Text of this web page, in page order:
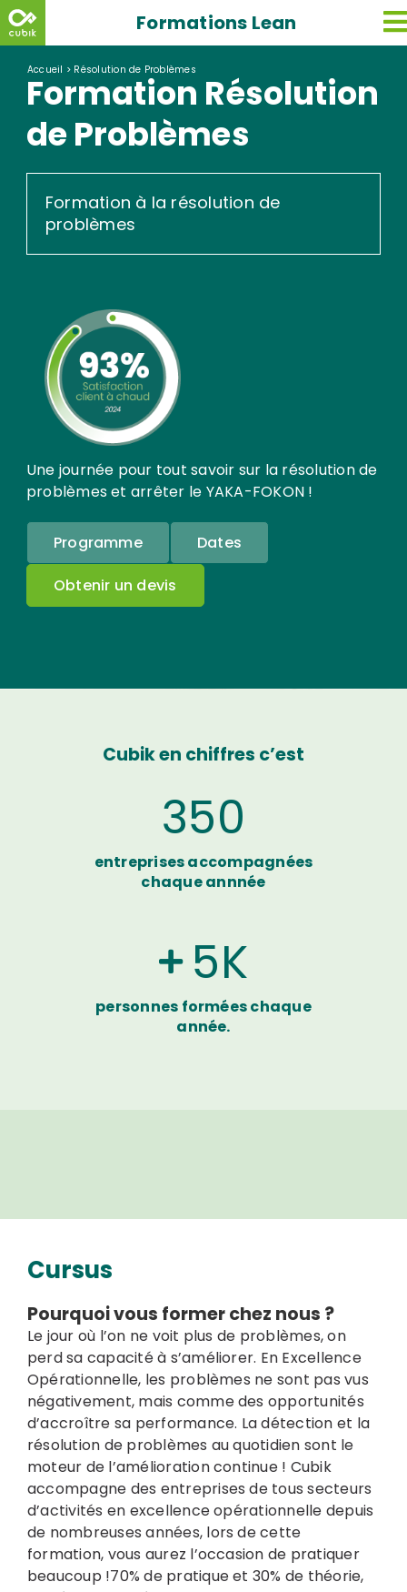
Skip
to
content
Formations Lean
Accueil > Résolution de Problèmes
Formation Résolution
de Problèmes
Formation à la résolution de
problèmes
Une journée pour tout savoir sur la résolution de
problèmes et arrêter le YAKA-FOKON !
Programme Dates
Obtenir un devis
Cubik en chiffres c’est
350
entreprises accompagnées
chaque annnée
5K
personnes formées chaque
année.
Cursus
Pourquoi vous former chez nous ?
Le jour où l’on ne voit plus de problèmes, on
perd sa capacité à s’améliorer. En Excellence
Opérationnelle, les problèmes ne sont pas vus
négativement, mais comme des opportunités
d’accroître sa performance. La détection et la
résolution de problèmes au quotidien sont le
moteur de l’amélioration continue ! Cubik
accompagne des entreprises de tous secteurs
d’activités en excellence opérationnelle depuis
de nombreuses années, lors de cette
formation, vous aurez l’occasion de pratiquer
beaucoup !70% de pratique et 30% de théorie,